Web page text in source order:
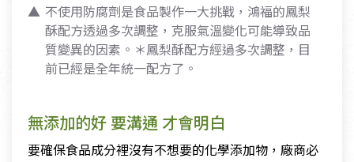
不使用防腐劑是食品製作一大挑戰，鴻福的鳳梨
酥配方透過多次調整，克服氣溫變化可能導致品
質變異的因素。＊鳳梨酥配方經過多次調整，目
前已經是全年統一配方了。
無添加的好 要溝通 才會明白
要確保食品成分裡沒有不想要的化學添加物，廠商必